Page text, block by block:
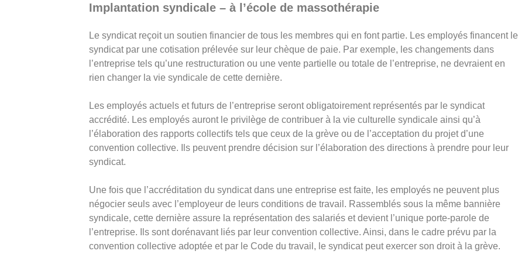
Implantation syndicale – à l’école de massothérapie
Le syndicat reçoit un soutien financier de tous les membres qui en font partie. Les employés financent le
syndicat par une cotisation prélevée sur leur chèque de paie. Par exemple, les changements dans
l’entreprise tels qu’une restructuration ou une vente partielle ou totale de l’entreprise, ne devraient en
rien changer la vie syndicale de cette dernière.
Les employés actuels et futurs de l’entreprise seront obligatoirement représentés par le syndicat
accrédité. Les employés auront le privilège de contribuer à la vie culturelle syndicale ainsi qu’à
l’élaboration des rapports collectifs tels que ceux de la grève ou de l’acceptation du projet d’une
convention collective. Ils peuvent prendre décision sur l’élaboration des directions à prendre pour leur
syndicat.
Une fois que l’accréditation du syndicat dans une entreprise est faite, les employés ne peuvent plus
négocier seuls avec l’employeur de leurs conditions de travail. Rassemblés sous la même bannière
syndicale, cette dernière assure la représentation des salariés et devient l’unique porte-parole de
l’entreprise. Ils sont dorénavant liés par leur convention collective. Ainsi, dans le cadre prévu par la
convention collective adoptée et par le Code du travail, le syndicat peut exercer son droit à la grève.